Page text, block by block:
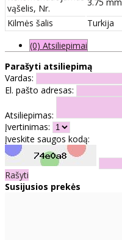
vąšelis, Nr.
Kilmės šalis
Turkija
(0) Atsiliepimai
Parašyti atsiliepimą
Vardas:
El. pašto adresas:
Atsiliepimas:
Įvertinimas:
Įveskite saugos kodą:
Rašyti
Susijusios prekės